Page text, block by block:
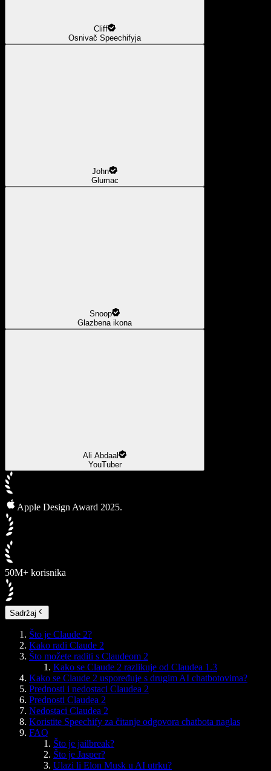
Cliff
Osnivač Speechifyja
John
Glumac
Snoop
Glazbena ikona
Ali Abdaal
YouTuber
Apple Design Award 2025.
50M+ korisnika
Sadržaj
Što je Claude 2?
Kako radi Claude 2
Što možete raditi s Claudeom 2
Kako se Claude 2 razlikuje od Claudea 1.3
Kako se Claude 2 uspoređuje s drugim AI chatbotovima?
Prednosti i nedostaci Claudea 2
Prednosti Claudea 2
Nedostaci Claudea 2
Koristite Speechify za čitanje odgovora chatbota naglas
FAQ
Što je jailbreak?
Što je Jasper?
Ulazi li Elon Musk u AI utrku?